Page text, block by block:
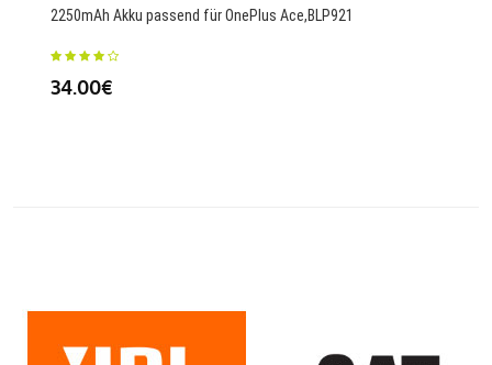
2250mAh Akku passend für OnePlus Ace,BLP921
34.00€